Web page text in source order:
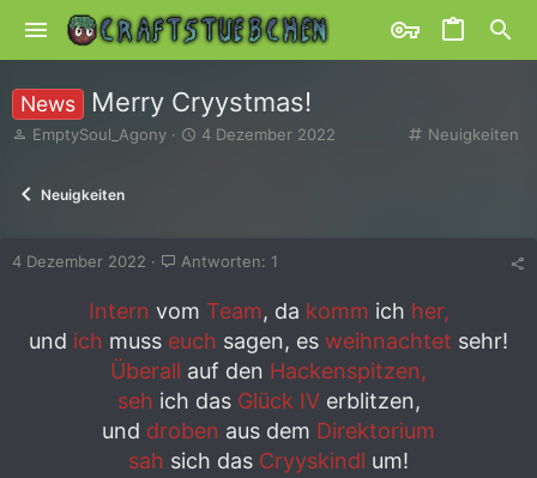
News Merry Cryystmas!
K
e
Neuigkeiten
E
l
EmptySoul_Agony
E
l
a
4 Dezember 2022
Neuigkeiten
4 Dezember 2022 Antworten: 1
Intern vom Team, da komm ich her,
und ich muss euch sagen, es weihnachtet sehr!
Überall auf den Hackenspitzen,
seh ich das Glück IVerblitzen,
und droben aus dem Direktorium
sah sich das Cryyskindl um!